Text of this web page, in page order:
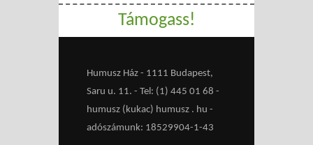
Támogass!
Humusz Ház - 1111 Budapest,
Saru u. 11. - Tel: (1) 445 01 68 -
humusz (kukac) humusz . hu -
adószámunk: 18529904-1-43